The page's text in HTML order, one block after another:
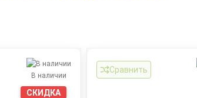
В наличии
СКИДКА
Сравнить